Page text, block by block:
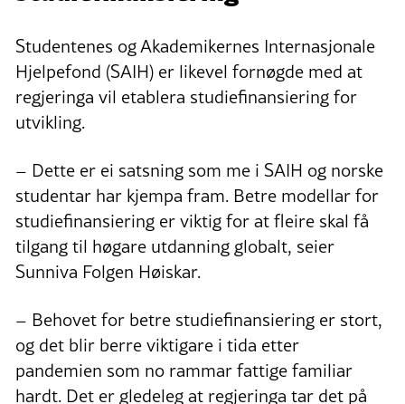
Studentenes og Akademikernes Internasjonale
Hjelpefond (SAIH) er likevel fornøgde med at
regjeringa vil etablera studiefinansiering for
utvikling.
– Dette er ei satsning som me i SAIH og norske
studentar har kjempa fram. Betre modellar for
studiefinansiering er viktig for at fleire skal få
tilgang til høgare utdanning globalt, seier
Sunniva Folgen Høiskar.
– Behovet for betre studiefinansiering er stort,
og det blir berre viktigare i tida etter
pandemien som no rammar fattige familiar
hardt. Det er gledeleg at regjeringa tar det på